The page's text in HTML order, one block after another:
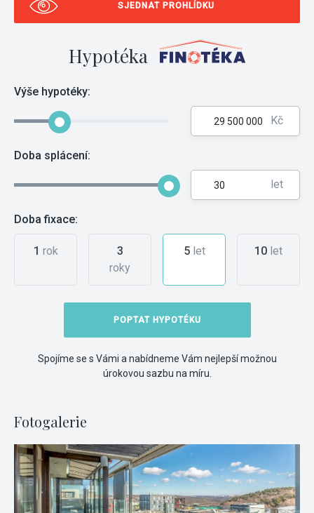
SJEDNAT PROHLÍDKU
Hypotéka
Výše hypotéky:
Kč
Doba splácení:
let
Doba fixace:
1 rok
3
roky
5let 10 let
POPTAT HYPOTÉKU
Spojíme se s Vámi a nabídneme Vám nejlepší možnou
úrokovou sazbu na míru.
Fotogalerie